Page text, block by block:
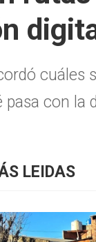
cuáles
con la
LEIDAS